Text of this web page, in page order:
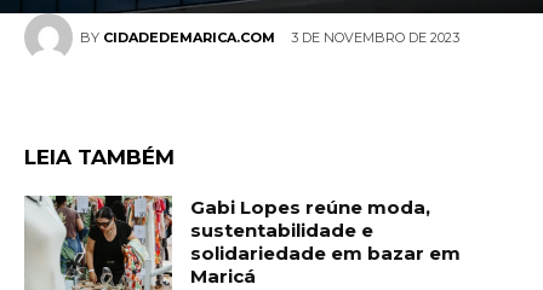
BY CIDADEDEMARICA.COM 3 DE NOVEMBRO DE 2023
LEIA TAMBÉM
Gabi Lopes reúne moda,
sustentabilidade e
solidariedade em bazar em
Maricá